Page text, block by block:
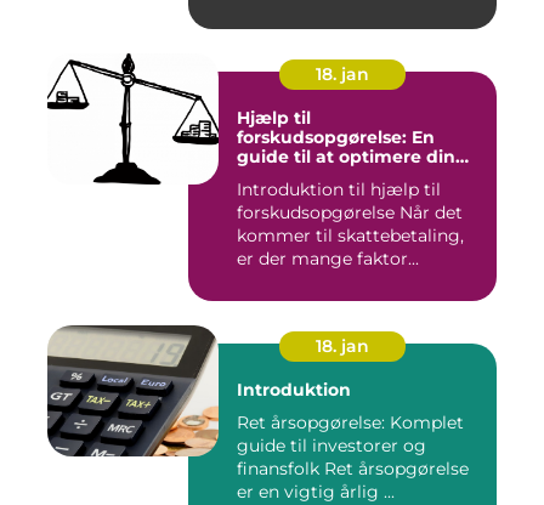
18. jan
Hjælp til
forskudsopgørelse: En
guide til at optimere din
Introduktion til hjælp til
forskudsopgørelse Når det
kommer til skattebetaling,
er der mange faktor...
18. jan
Introduktion
Ret årsopgørelse: Komplet
guide til investorer og
finansfolk Ret årsopgørelse
er en vigtig årlig ...